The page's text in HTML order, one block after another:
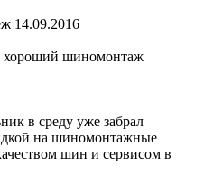
14.09.2016
хороший шиномонтаж
в среду уже забрал
на шиномонтажные
шин и сервисом в